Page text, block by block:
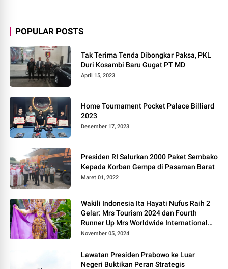
POPULAR POSTS
Tak Terima Tenda Dibongkar Paksa, PKL
Duri Kosambi Baru Gugat PT MD
April 15, 2023
Home Tournament Pocket Palace Billiard
2023
Desember 17, 2023
Presiden RI Salurkan 2000 Paket Sembako
Kepada Korban Gempa di Pasaman Barat
Maret 01, 2022
Wakili Indonesia Ita Hayati Nufus Raih 2
Gelar: Mrs Tourism 2024 dan Fourth
Runner Up Mrs Worldwide International
2024, di Pemilihan Mrs Worldwide 2024
November 05, 2024
Lawatan Presiden Prabowo ke Luar
Negeri Buktikan Peran Strategis